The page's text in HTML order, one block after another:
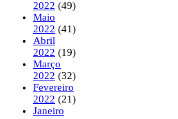
2022 (49)
Maio
2022 (41)
Abril
2022 (19)
Março
2022 (32)
Fevereiro
2022 (21)
Janeiro